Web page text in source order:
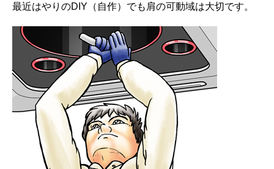
最近はやりのDIY（自作）でも肩の可動域は大切です。